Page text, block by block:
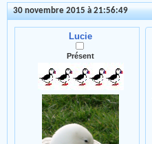
30 novembre 2015 à 21:56:49
Lucie
Présent